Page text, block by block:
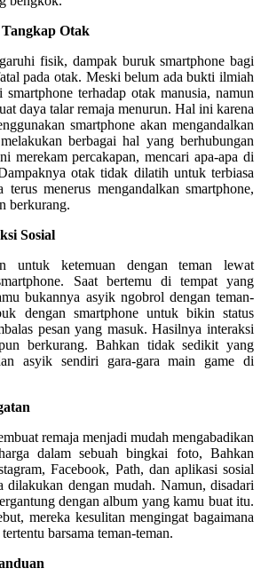
Otak
fisik, dampak buruk smartphone bagi
pada otak. Meski belum ada bukti ilmiah
smartphone terhadap otak manusia, namun
daya talar remaja menurun. Hal ini karena
smartphone akan mengandalkan
berbagai hal yang berhubungan
merekam percakapan, mencari apa-apa di
otak tidak dilatih untuk terbiasa
terus menerus mengandalkan smartphone,
berkurang.
Sosial
untuk ketemuan dengan teman lewat
Saat bertemu di tempat yang
bukannya asyik ngobrol dengan teman-
dengan smartphone untuk bikin status
pesan yang masuk. Hasilnya interaksi
berkurang. Bahkan tidak sedikit yang
asyik sendiri gara-gara main game di
remaja menjadi mudah mengabadikan
dalam sebuah bingkai foto, Bahkan
Facebook, Path, dan aplikasi sosial
dilakukan dengan mudah. Namun, disadari
dengan album yang kamu buat itu.
mereka kesulitan mengingat bagaimana
barsama teman-teman.